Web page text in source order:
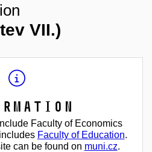
VII.)
Faculty of Economics
Faculty of Education.
can be found on muni.cz.